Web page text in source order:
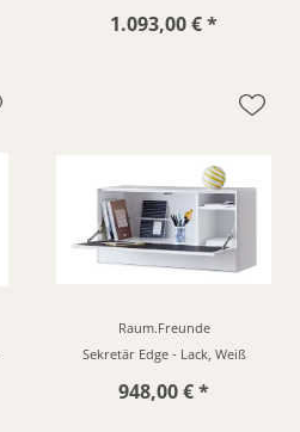
1.093,00 € *
Raum.Freunde
Sekretär Edge - Lack, Weiß
948,00 € *